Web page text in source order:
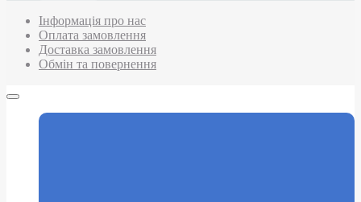
Інформація про нас
Оплата замовлення
Доставка замовлення
Обмін та повернення